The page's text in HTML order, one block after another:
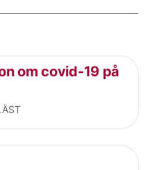
om covid-19 på